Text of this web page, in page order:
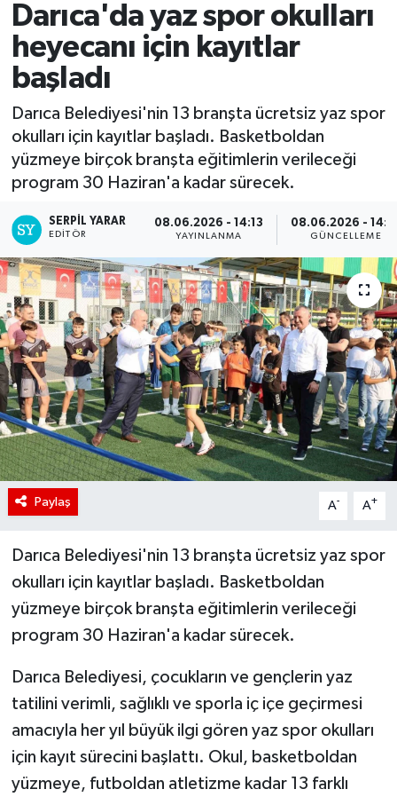
Darıca'da yaz spor okulları
heyecanı için kayıtlar
başladı
Darıca Belediyesi'nin 13 branşta ücretsiz yaz spor
okulları için kayıtlar başladı. Basketboldan
yüzmeye birçok branşta eğitimlerin verileceği
program 30 Haziran'a kadar sürecek.
SERPİL YARAR
EDITÖR
08.06.2026 - 14:13
YAYINLANMA
08.06.2026 -
GÜNCELLEME
Paylaş A- A+
Darıca Belediyesi'nin 13 branşta ücretsiz yaz spor
okulları için kayıtlar başladı. Basketboldan
yüzmeye birçok branşta eğitimlerin verileceği
program 30 Haziran'a kadar sürecek.
Darıca Belediyesi, çocukların ve gençlerin yaz
tatilini verimli, sağlıklı ve sporla iç içe geçirmesi
amacıyla her yıl büyük ilgi gören yaz spor okulları
için kayıt sürecini başlattı. Okul, basketboldan
yüzmeye, futboldan atletizme kadar 13 farklı